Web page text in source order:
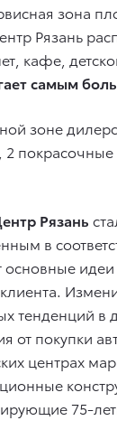
зона
Рязань
кафе,
самым
зоне
2
Рязань
в
основные
тенденций в
от покупки
центрах
75-